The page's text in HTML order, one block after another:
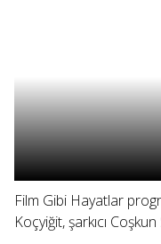
Film Gibi Hayatlar
Koçyiğit, şarkıcı Coşkun